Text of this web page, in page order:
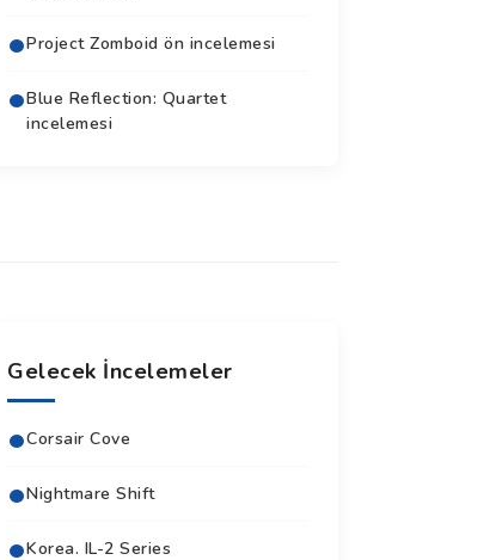
Project Zomboid ön incelemesi
Blue Reflection: Quartet
incelemesi
Gelecek İncelemeler
Corsair Cove
Nightmare Shift
Korea. IL-2 Series